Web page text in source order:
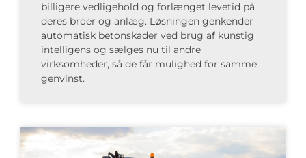
billigere vedligehold og forlænget levetid på
deres broer og anlæg. Løsningen genkender
automatisk betonskader ved brug af kunstig
intelligens og sælges nu til andre
virksomheder, så de får mulighed for samme
genvinst.​